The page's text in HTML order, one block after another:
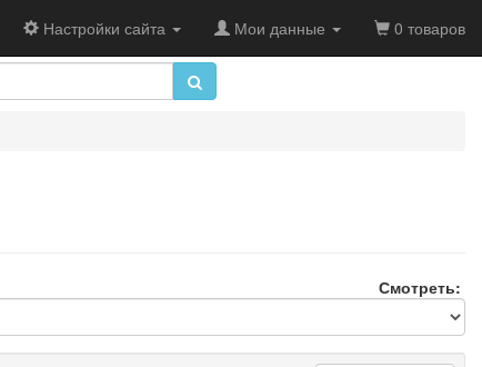
Настройки сайта Мои данные 0 товаров
Смотреть: